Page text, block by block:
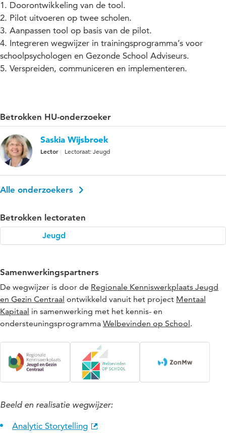
1. Doorontwikkeling van de tool.
2. Pilot uitvoeren op twee scholen.
3. Aanpassen tool op basis van de pilot.
4. Integreren wegwijzer in trainingsprogramma’s voor
schoolpsychologen en Gezonde School Adviseurs.
5. Verspreiden, communiceren en implementeren.
Betrokken HU-onderzoeker
Saskia Wijsbroek
Lector Lectoraat: Jeugd
Alle onderzoekers
Betrokken lectoraten
Jeugd
Samenwerkingspartners
De wegwijzer is door de Regionale Kenniswerkplaats Jeugd
en Gezin Centraal ontwikkeld vanuit het project Mentaal
Kapitaal in samenwerking met het kennis- en
ondersteuningsprogramma Welbevinden op School.
Beeld en realisatie wegwijzer:
Analytic Storytelling